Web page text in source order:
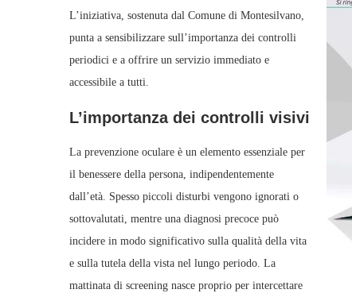
L’iniziativa, sostenuta dal Comune di Montesilvano,
punta a sensibilizzare sull’importanza dei controlli
periodici e a offrire un servizio immediato e
accessibile a tutti.
L’importanza dei controlli visivi
La prevenzione oculare è un elemento essenziale per
il benessere della persona, indipendentemente
dall’età. Spesso piccoli disturbi vengono ignorati o
sottovalutati, mentre una diagnosi precoce può
incidere in modo significativo sulla qualità della vita
e sulla tutela della vista nel lungo periodo. La
mattinata di screening nasce proprio per intercettare